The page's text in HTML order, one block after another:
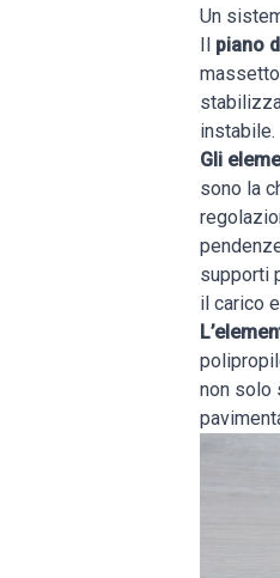
Un
Il piano
instabile.
Gli
sono la
supporti
il carico
non solo